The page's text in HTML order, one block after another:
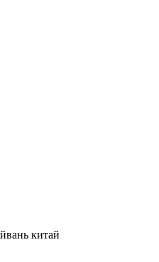
китай